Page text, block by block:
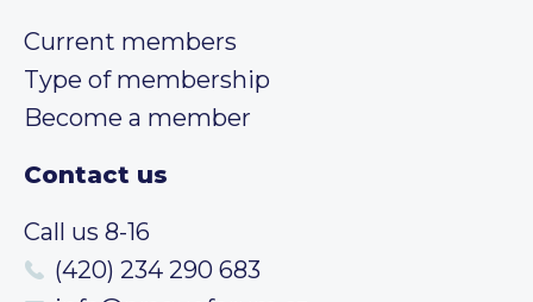
Current members
Type of membership
Become a member
Contact us
Call us 8-16
(420) 234 290 683